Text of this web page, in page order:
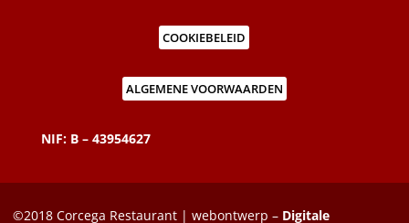
COOKIEBELEID
ALGEMENE VOORWAARDEN
NIF: B – 43954627
©2018 Corcega Restaurant | webontwerp – Digitale